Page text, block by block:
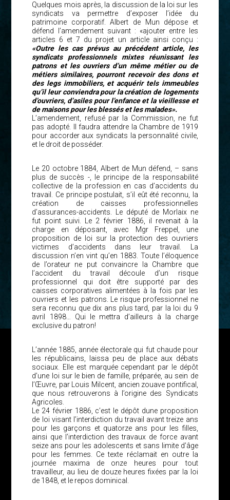
Quelques mois après, la discussion de la loi sur les
syndicats va permettre d’exposer l’idée du
patrimoine corporatif. Albert de Mun dépose et
défend l’amendement suivant : «ajouter entre les
articles 6 et 7 du projet un article ainsi conçu :
«Outre les cas prévus au précédent article, les
syndicats professionnels mixtes réunissant les
patrons et les ouvriers d’un même métier ou de
métiers similaires, pourront recevoir des dons et
des legs immobiliers, et acquérir tels immeubles
qu’il leur conviendra pour la création de logements
d’ouvriers, d’asiles pour l’enfance et la vieillesse et
de maisons pour les blessés et les malades».
L’amendement, refusé par la Commission, ne fut
pas adopté. Il faudra attendre la Chambre de 1919
pour accorder aux syndicats la personnalité civile,
et le droit de posséder.
Le 20 octobre 1884, Albert de Mun défend, – sans
plus de succès -, le principe de la responsabilité
collective de la profession en cas d’accidents du
travail. Ce principe postulait, s’il eût été reconnu, la
création de caisses professionnelles
d’assurances-accidents. Le député de Morlaix ne
fut point suivi. Le 2 février 1886, il revenait à la
charge en déposant, avec Mgr Freppel, une
proposition de loi sur la protection des ouvriers
victimes d’accidents dans leur travail. La
discussion n’en vint qu’en 1883. Toute l’éloquence
de l’orateur ne put convaincre la Chambre que
l’accident du travail découle d’un risque
professionnel qui doit être supporté par des
caisses corporatives alimentées à la fois par les
ouvriers et les patrons. Le risque professionnel ne
sera reconnu que dix ans plus tard, par la loi du 9
avril 1898… Qui le mettra d’ailleurs à la charge
exclusive du patron!
L’année 1885, année électorale qui fut chaude pour
les républicains, laissa peu de place aux débats
sociaux. Elle est marquée cependant par le dépôt
d’une loi sur le bien de famille, préparée, au sein de
l’Œuvre, par Louis Milcent, ancien zouave pontifical,
que nous retrouverons à l’origine des Syndicats
Agricoles.
Le 24 février 1886, c’est le dépôt dune proposition
de loi visant l’interdiction du travail avant treize ans
pour les garçons et quatorze ans pour les filles,
ainsi que l’interdiction des travaux de force avant
seize ans pour les adolescents et sans limite d’âge
pour les femmes. Ce texte réclamait en outre la
journée maxima de onze heures pour tout
travailleur, au lieu de douze heures fixées par la loi
de 1848, et le repos dominical.